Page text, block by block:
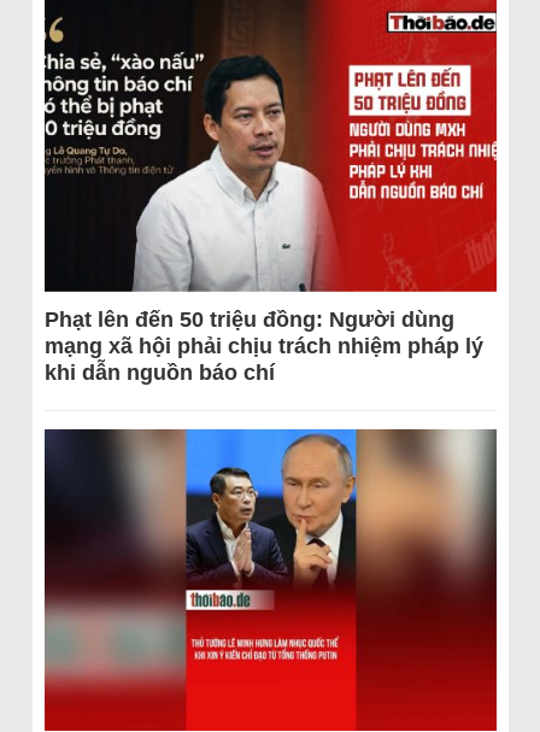
Phạt lên đến 50 triệu đồng: Người dùng
mạng xã hội phải chịu trách nhiệm pháp lý
khi dẫn nguồn báo chí